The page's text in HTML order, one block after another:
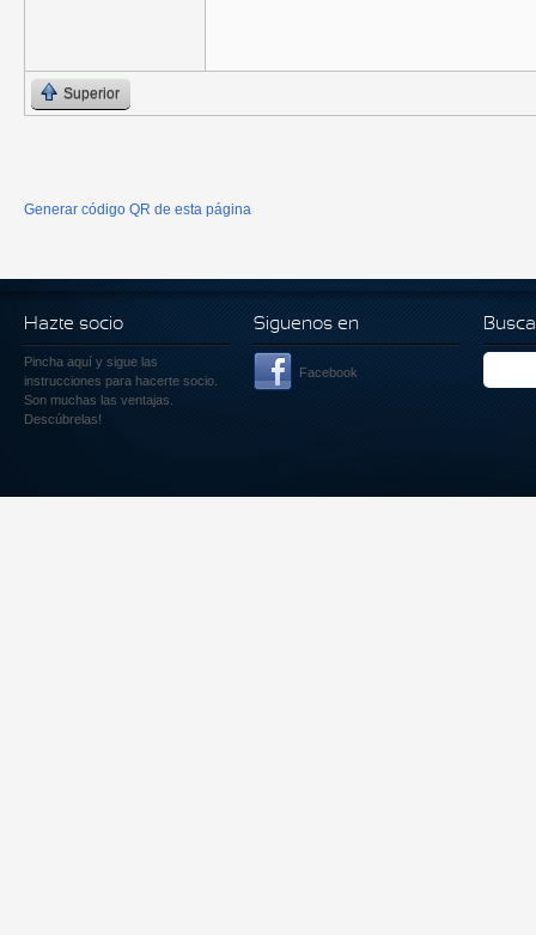
Superior
Generar código QR de esta página
Hazte socio
Pincha aquí y sigue las
instrucciones para hacerte socio.
Son muchas las ventajas.
Descúbrelas!
Siguenos en
Facebook